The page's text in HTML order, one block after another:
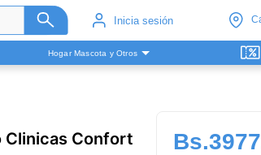
Inicia sesión
Hogar Mascota y Otros
Clinicas Confort